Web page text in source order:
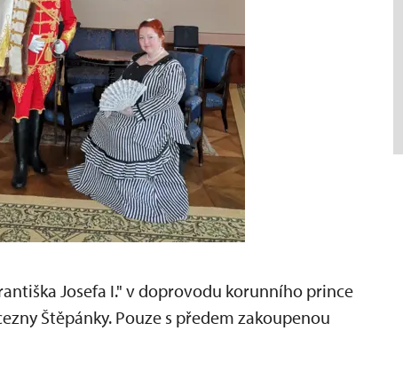
Josefa I." v doprovodu korunního prince
Štěpánky. Pouze s předem zakoupenou